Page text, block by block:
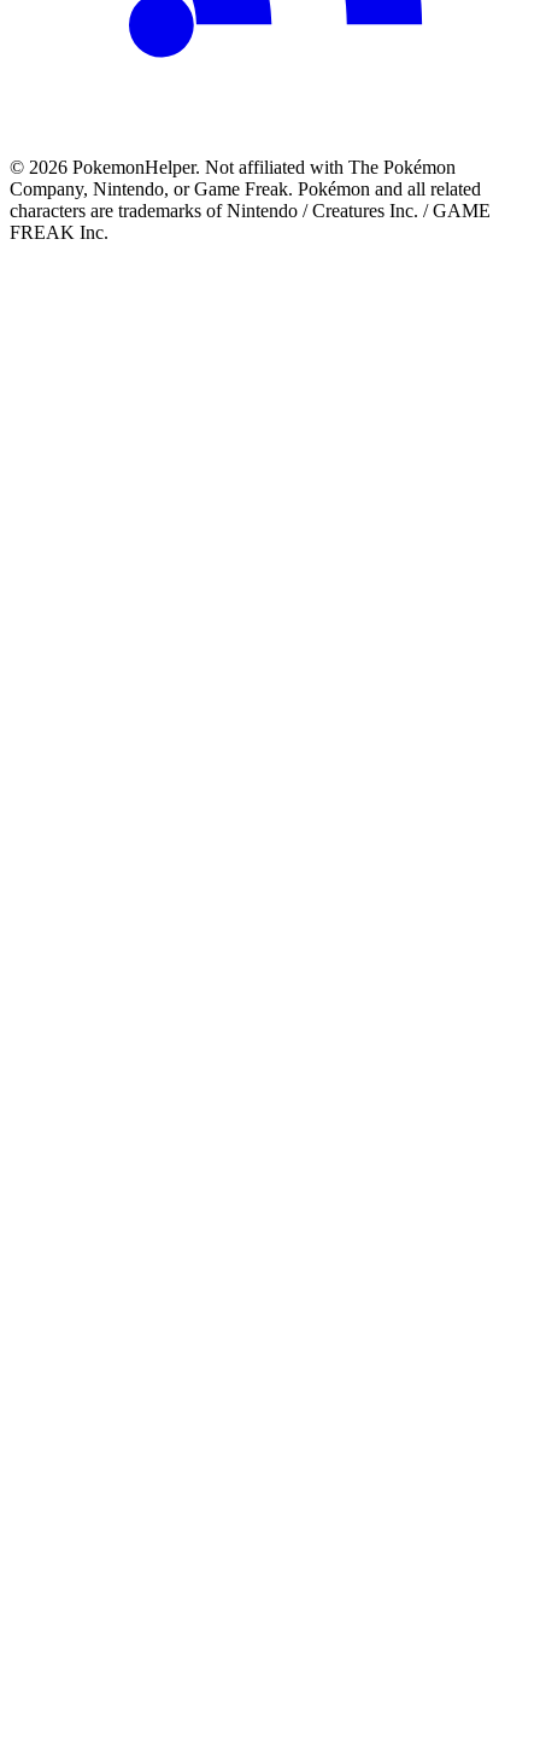
© 2026 PokemonHelper. Not affiliated with The Pokémon
Company, Nintendo, or Game Freak. Pokémon and all related
characters are trademarks of Nintendo / Creatures Inc. / GAME
FREAK Inc.